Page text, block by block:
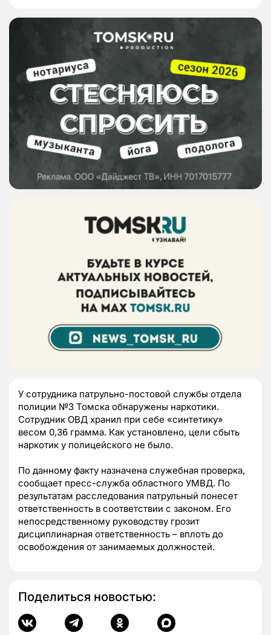
У сотрудника патрульно-постовой службы отдела
полиции №3 Томска обнаружены наркотики.
Сотрудник ОВД хранил при себе «синтетику»
весом 0,36 грамма. Как установлено, цели сбыть
наркотик у полицейского не было.
По данному факту назначена служебная проверка,
сообщает пресс-служба областного УМВД. По
результатам расследования патрульный понесет
ответственность в соответствии с законом. Его
непосредственному руководству грозит
дисциплинарная ответственность – вплоть до
освобождения от занимаемых должностей.
Поделиться новостью: